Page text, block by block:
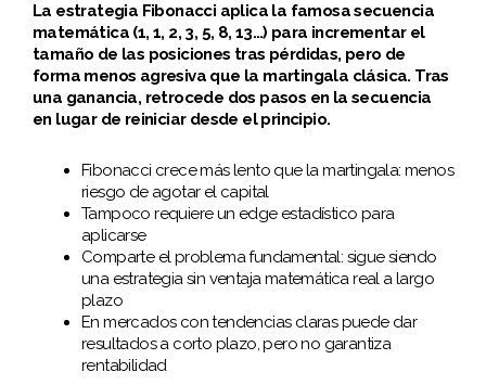
La estrategia Fibonacci aplica la famosa secuencia
matemática (1, 1, 2, 3, 5, 8, 13…) para incrementar el
tamaño de las posiciones tras pérdidas, pero de
forma menos agresiva que la martingala clásica. Tras
una ganancia, retrocede dos pasos en la secuencia
en lugar de reiniciar desde el principio.
Fibonacci crece más lento que la martingala: menos
riesgo de agotar el capital
Tampoco requiere un edge estadístico para
aplicarse
Comparte el problema fundamental: sigue siendo
una estrategia sin ventaja matemática real a largo
plazo
En mercados con tendencias claras puede dar
resultados a corto plazo, pero no garantiza
rentabilidad